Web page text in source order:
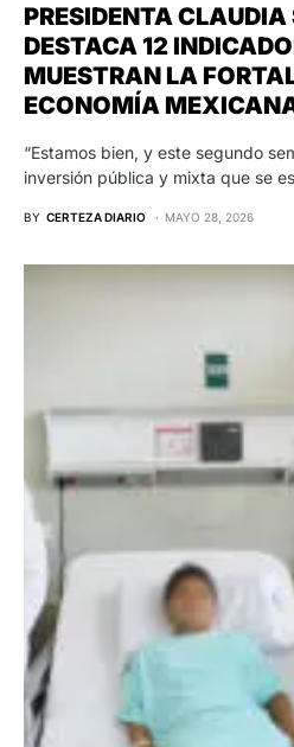
PRESIDENTA
DESTACA 12
MUESTRAN LA
ECONOMÍA
“Estamos bien, y este segundo
inversión pública y mixta que se
BY CERTEZA DIARIO MAYO 28, 2026